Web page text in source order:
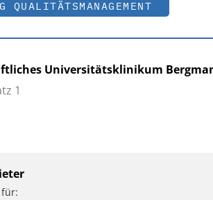
Universitätsklinikum
1